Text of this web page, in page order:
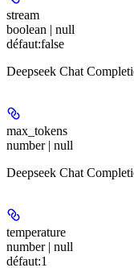
stream
boolean | null
défaut:false
Deepseek Chat
max_tokens
number | null
Deepseek Chat
temperature
number | null
défaut:1